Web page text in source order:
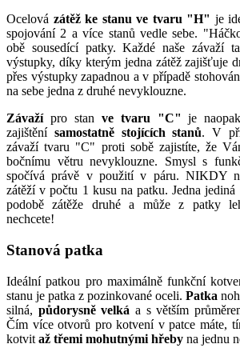
Ocelová zátěž ke stanu ve tvaru "H" je
spojování 2 a více stanů vedle sebe.
obě sousedící patky. Každé naše závaží
výstupky, díky kterým jedna zátěž zajišťuje
přes výstupky zapadnou a v případě
na sebe jedna z druhé nevyklouzne.
Závažípro stan ve tvaru "C" je
zajištění samostatně stojících stanů. V
závaží tvaru "C" proti sobě zajistíte, že
bočnímu větru nevyklouzne. Smysl s
spočívá právě v použití v páru. NIKDY
zátěží v počtu 1 kusu na patku. Jedna jediná
podobě zátěže druhé a může z patky
nechcete!
Stanová patka
Ideální patkou pro maximálně funkční
stanu je patka z pozinkované oceli. Patka
silná, půdorysně velká a s větším
Čím více otvorů pro kotvení v patce máte,
kotvit až třemi mohutnými hřeby na jednu